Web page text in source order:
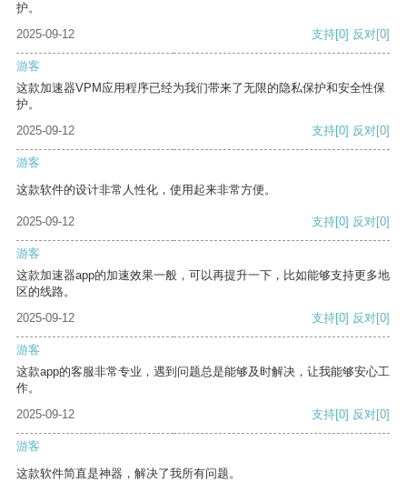
护。
2025-09-12
支持[0] 反对[0]
游客
这款加速器VPM应用程序已经为我们带来了无限的隐私保护和安全性保
护。
2025-09-12
支持[0] 反对[0]
游客
这款软件的设计非常人性化，使用起来非常方便。
2025-09-12 支持[0] 反对[0]
游客
这款加速器app的加速效果一般，可以再提升一下，比如能够支持更多地
区的线路。
2025-09-12
支持[0] 反对[0]
游客
这款app的客服非常专业，遇到问题总是能够及时解决，让我能够安心工
作。
2025-09-12
支持[0] 反对[0]
游客
这款软件简直是神器，解决了我所有问题。